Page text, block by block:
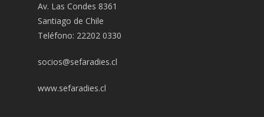
Av. Las Condes 8361
Santiago de Chile
Teléfono: 22202 0330
socios@sefaradies.cl
www.sefaradies.cl